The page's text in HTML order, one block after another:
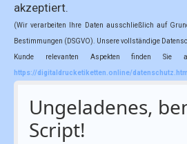
akzeptiert.
(Wir verarbeiten Ihre Daten ausschließlich auf
Bestimmungen (DSGVO). Unsere vollständige
Kunde relevanten Aspekten finden Sie
https://digitaldrucketiketten.online/datenschutz.html
Ungeladenes,
Script!